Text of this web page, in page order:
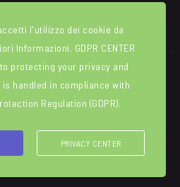
da WEBIRD. Manutenzione e
l'utilizzo dei cookie da
Informazioni. GDPR CENTER
protecting your privacy and
handled in compliance with
Regulation (GDPR).
PRIVACY CENTER